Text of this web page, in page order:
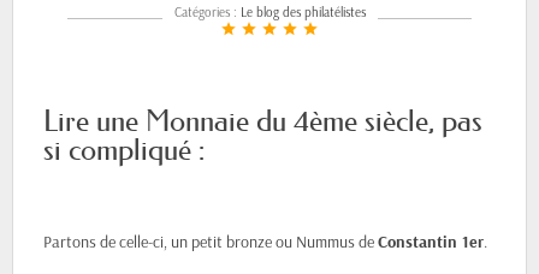
Catégories : Le blog des philatélistes
star star star star star
Lire une Monnaie du 4ème siècle, pas
si compliqué :
Partons de celle-ci, un petit bronze ou Nummus deConstantin 1er.